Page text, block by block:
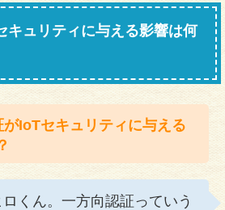
キュリティに与える影響は何
IoTセキュリティに与える
くん。一方向認証っていう